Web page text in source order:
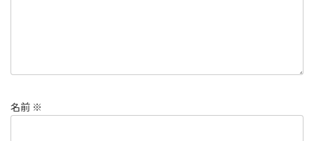
名前 ※